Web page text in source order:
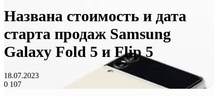
Названа стоимость и дата
старта продаж Samsung
Galaxy Fold 5 и Flip 5
18.07.2023
0 107